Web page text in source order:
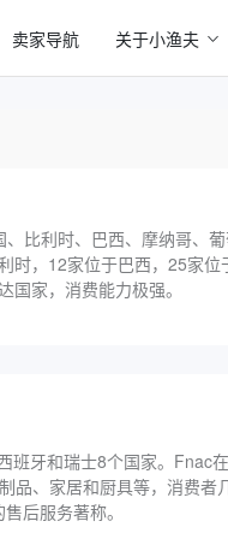
卖家导航 关于小渔夫
比利时、巴西、摩纳哥、
，12家位于巴西，25家
家，消费能力极强。
牙和瑞士8个国家。Fnac
、家居和厨具等，消费者
后服务著称。